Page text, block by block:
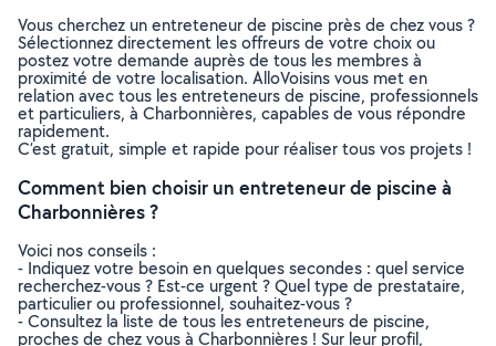
Vous cherchez un entreteneur de piscine près de chez vous ?
Sélectionnez directement les offreurs de votre choix ou
postez votre demande auprès de tous les membres à
proximité de votre localisation. AlloVoisins vous met en
relation avec tous les entreteneurs de piscine, professionnels
et particuliers, à Charbonnières, capables de vous répondre
rapidement.
C’est gratuit, simple et rapide pour réaliser tous vos projets !
Comment bien choisir un entreteneur de piscine à
Charbonnières ?
Voici nos conseils :
- Indiquez votre besoin en quelques secondes : quel service
recherchez-vous ? Est-ce urgent ? Quel type de prestataire,
particulier ou professionnel, souhaitez-vous ?
- Consultez la liste de tous les entreteneurs de piscine,
proches de chez vous à Charbonnières ! Sur leur profil,